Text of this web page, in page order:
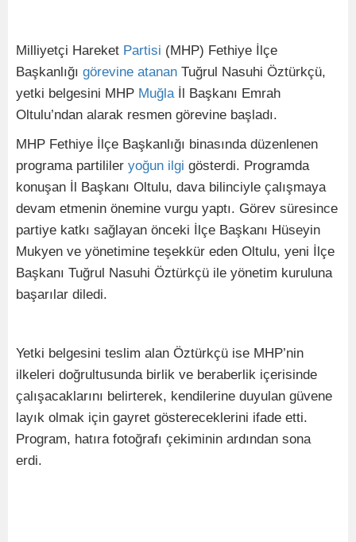
Milliyetçi Hareket Partisi (MHP) Fethiye İlçe
Başkanlığı görevine atanan Tuğrul Nasuhi Öztürkçü,
yetki belgesini MHP Muğla İl Başkanı Emrah
Oltulu’ndan alarak resmen görevine başladı.
MHP Fethiye İlçe Başkanlığı binasında düzenlenen
programa partililer yoğun ilgi gösterdi. Programda
konuşan İl Başkanı Oltulu, dava bilinciyle çalışmaya
devam etmenin önemine vurgu yaptı. Görev süresince
partiye katkı sağlayan önceki İlçe Başkanı Hüseyin
Mukyen ve yönetimine teşekkür eden Oltulu, yeni İlçe
Başkanı Tuğrul Nasuhi Öztürkçü ile yönetim kuruluna
başarılar diledi.
Yetki belgesini teslim alan Öztürkçü ise MHP’nin
ilkeleri doğrultusunda birlik ve beraberlik içerisinde
çalışacaklarını belirterek, kendilerine duyulan güvene
layık olmak için gayret göstereceklerini ifade etti.
Program, hatıra fotoğrafı çekiminin ardından sona
erdi.